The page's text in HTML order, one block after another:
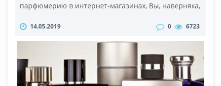
парфюмерию в интернет-магазинах, Вы, наверняка,
разных объемов встречаются и “тестеры”, которые
удивительно желание каждого из нас немного
сэкономить на покупке (как..
14.05.2019 0 6723